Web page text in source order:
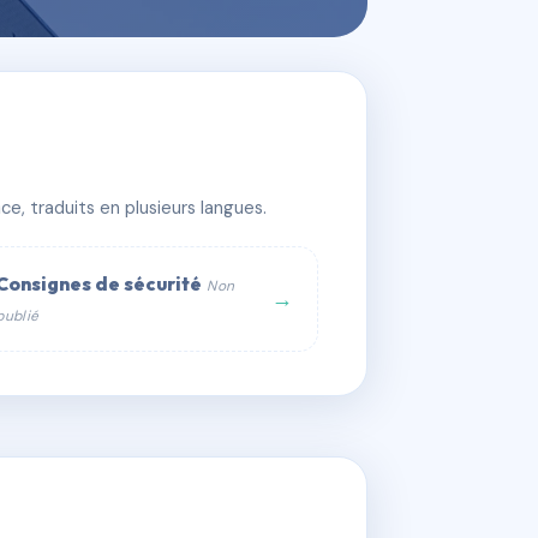
traduits en plusieurs langues.
de sécurité Non
→